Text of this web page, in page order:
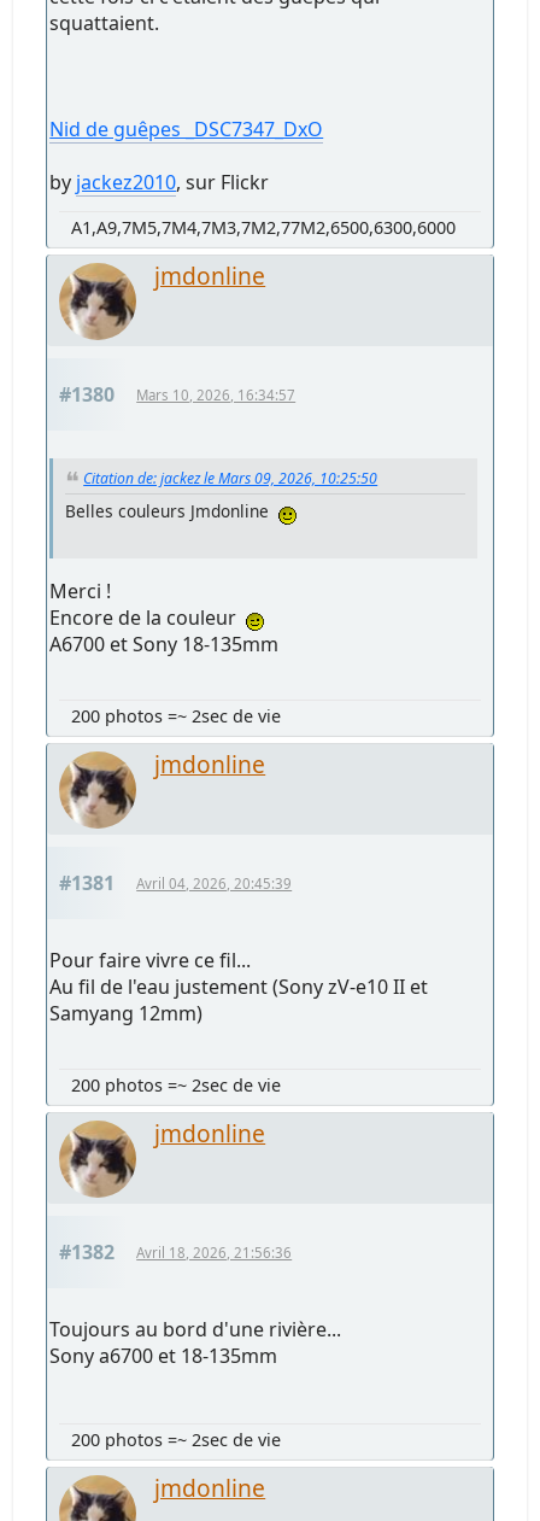
squattaient.
Nid de guêpes _DSC7347_DxO
by jackez2010, sur Flickr
A1,A9,7M5,7M4,7M3,7M2,77M2,6500,6300,6000
jmdonline
#1380 Mars 10, 2026, 16:34:57
Citation de: jackez le Mars 09, 2026, 10:25:50
Belles couleurs Jmdonline
Merci !
Encore de la couleur
A6700 et Sony 18-135mm
200 photos =~ 2sec de vie
jmdonline
#1381 Avril 04, 2026, 20:45:39
Pour faire vivre ce fil...
Au fil de l'eau justement (Sony zV-e10 II et
Samyang 12mm)
200 photos =~ 2sec de vie
jmdonline
#1382 Avril 18, 2026, 21:56:36
Toujours au bord d'une rivière...
Sony a6700 et 18-135mm
200 photos =~ 2sec de vie
jmdonline